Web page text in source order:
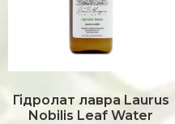
Гідролат лавра Laurus
Nobilis Leaf Water